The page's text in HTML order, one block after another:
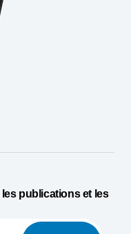
publications et les